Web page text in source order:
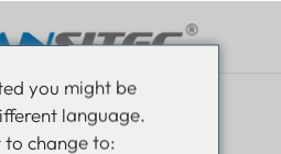
you might be
language.
change to: